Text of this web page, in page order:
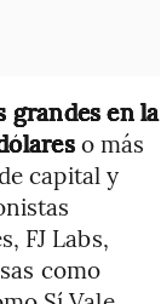
grandes en la
o más
capital y
FJ Labs,
como